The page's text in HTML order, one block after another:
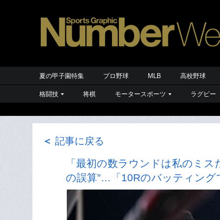
夏の甲子園特集 プロ野球 MLB 高校野球
格闘技 将棋 モータースポーツ ラグビー
＜ 記事に戻る
「最初の数ラウンドは私のミ
の誤算”…「10Rのバッティング